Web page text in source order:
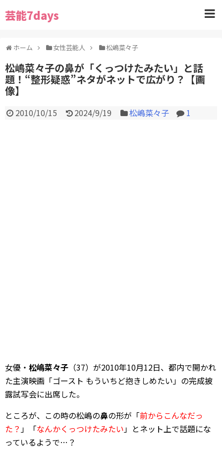
芸能7days
ホーム 女性芸能人 松嶋菜々子
松嶋菜々子の鼻が「くっつけたみたい」と話
題！“整形疑惑”ネタがネットで広がり？【画
像】
2010/10/15 2024/9/19 松嶋菜々子 1
女優・ 松嶋菜々子 （37）が2010年10月12日、都内で開かれ
た主演映画「ゴースト もういちど抱きしめたい」の完成披
露試写会に出席した。
ところが、この時の松嶋の鼻の形が「前からこんなだっ
た？」「なんかくっつけたみたい」とネット上で話題にな
っているようで…？